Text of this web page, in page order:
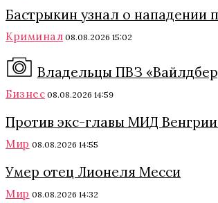
Бастрыкин узнал о нападении
Криминал 08.08.2026 15:02
Владельцы ПВЗ
Бизнес 08.08.2026 14:59
Против экс-главы МИД
Мир 08.08.2026 14:55
Умер отец Лионеля Месси
Мир 08.08.2026 14:32